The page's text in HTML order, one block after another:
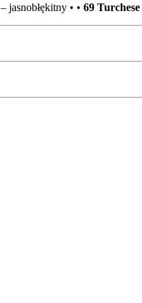
– jasnobłękitny • • 69 Turchese